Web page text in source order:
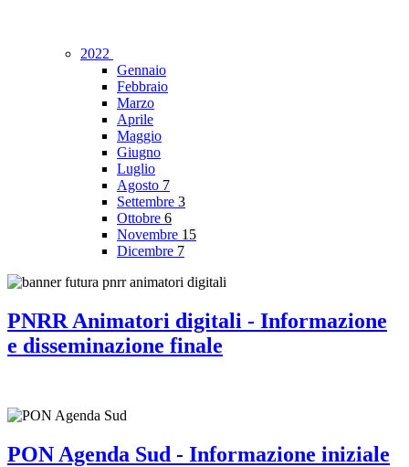
2022
Gennaio
Febbraio
Marzo
Aprile
Maggio
Giugno
Luglio
Agosto 7
Settembre 3
Ottobre 6
Novembre 15
Dicembre 7
PNRR Animatori digitali - Informazione
e disseminazione finale
PON Agenda Sud - Informazione iniziale